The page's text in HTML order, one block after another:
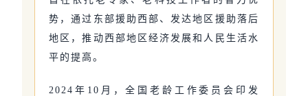
势，通过东部援助西部、发达地区援助落后
地区，推动西部地区经济发展和人民生活水
平的提高。
2024年10月，全国老龄工作委员会印发